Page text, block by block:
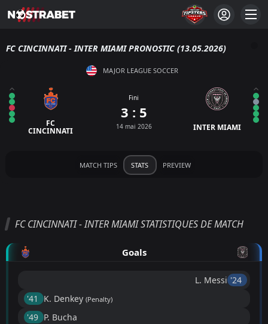
FC CINCINNATI - INTER MIAMI PRONOSTIC (13.05.2026)
MAJOR LEAGUE SOCCER
FC
CINCINNATI
Fini
3 : 5
14 mai 2026 INTER MIAMI
MATCH TIPS STATS PREVIEW
FC CINCINNATI - INTER MIAMI STATISTIQUES DE MATCH
Goals
L. Messi '24 ︎
'41 ︎
K. Denkey (Penalty)
'49 ︎ P. Bucha